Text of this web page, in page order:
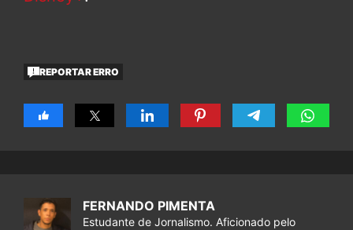
REPORTAR ERRO
FERNANDO PIMENTA
Estudante de Jornalismo. Aficionado pelo